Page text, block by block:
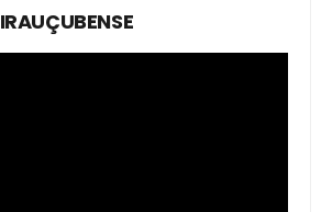
IRAUÇUBENSE